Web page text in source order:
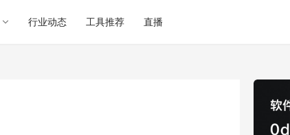
行业动态 工具推荐 直播